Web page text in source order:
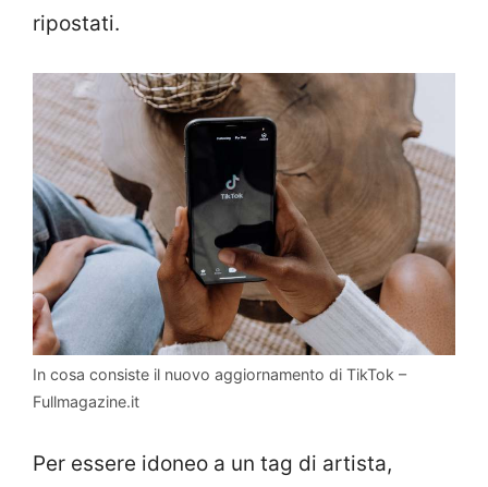
ripostati.
In cosa consiste il nuovo aggiornamento di TikTok –
Fullmagazine.it
Per essere idoneo a un tag di artista,